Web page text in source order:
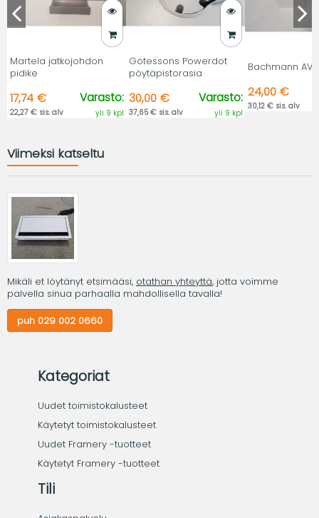
Martela jatkojohdon
pidike
17,74 €
22,27 € sis. alv
Varasto:
yli 9 kpl
Götessons Powerdot
pöytäpistorasia
30,00 €
37,65 € sis. alv
Varasto:
yli 9 kpl
Bachmann AV
24,00 €
30,12 € sis. alv
Viimeksi katseltu
Mikäli et löytänyt etsimääsi, otathan yhteyttä, jotta voimme
palvella sinua parhaalla mahdollisella tavalla!
puh 029 002 0660
Kategoriat
Uudet toimistokalusteet
Käytetyt toimistokalusteet
Uudet Framery -tuotteet
Käytetyt Framery -tuotteet
Tili